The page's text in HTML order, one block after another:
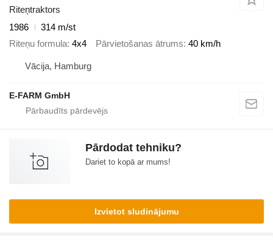
Riteņtraktors
1986
314 m/st
Riteņu formula 4x4 Pārvietošanas ātrums 40 km/h
Vācija, Hamburg
E-FARM GmbH
Pārdodat tehniku?
Dariet to kopā ar mums!
Izvietot sludinājumu